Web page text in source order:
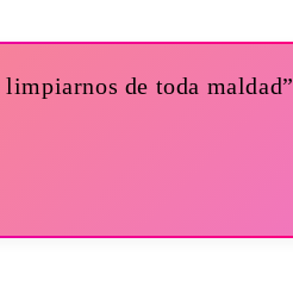
de toda maldad”